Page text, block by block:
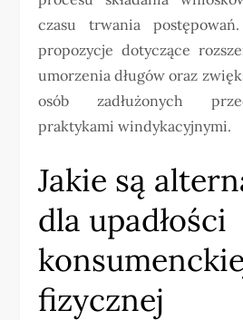
czasu trwania
propozycje dotyczące
umorzenia długów oraz
osób zadłużonych
praktykami windykacyjnymi.
Jakie są
dla upadłości
fizycznej